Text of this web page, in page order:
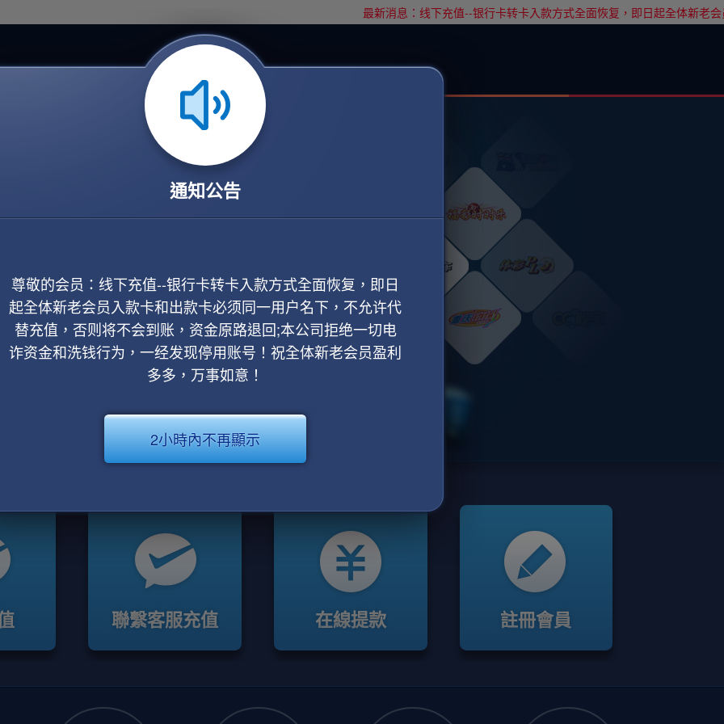
最新消息：线下充值--银行卡转卡入款方式全面恢复，即日起全体新老
聯繫客服充值 在線提款 註冊會員
通知公告
尊敬的会员：线下充值--银行卡转卡入款方式全面恢复，即日
起全体新老会员入款卡和出款卡必须同一用户名下，不允许代
替充值，否则将不会到账，资金原路退回;本公司拒绝一切电
诈资金和洗钱行为，一经发现停用账号！祝全体新老会员盈利
多多，万事如意！
2小時內不再顯示